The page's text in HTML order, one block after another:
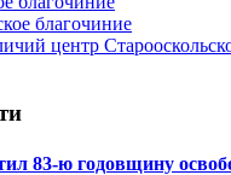
благочиние
центр
83-ю годовщину